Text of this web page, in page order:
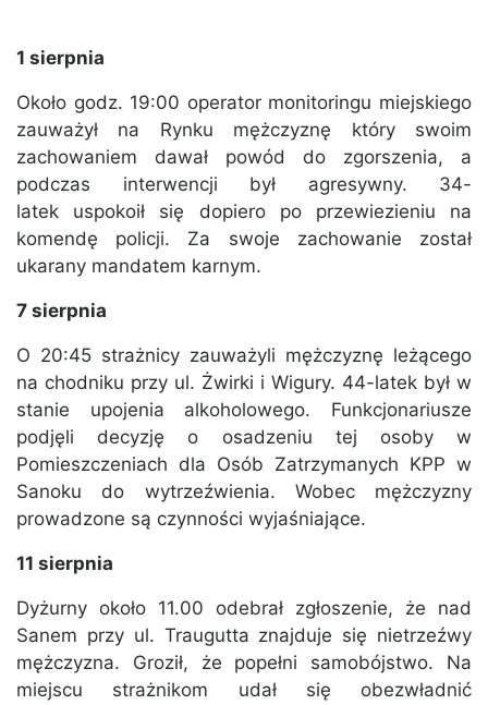
1 sierpnia
Około godz. 19:00 operator monitoringu miejskiego
zauważył na Rynku mężczyznę który swoim
zachowaniem dawał powód do zgorszenia, a
podczas interwencji był agresywny. 34-
latek uspokoił się dopiero po przewiezieniu na
komendę policji. Za swoje zachowanie został
ukarany mandatem karnym.
7 sierpnia
O 20:45 strażnicy zauważyli mężczyznę leżącego
na chodniku przy ul. Żwirki i Wigury. 44-latek był w
stanie upojenia alkoholowego. Funkcjonariusze
podjęli decyzję o osadzeniu tej osoby w
Pomieszczeniach dla Osób Zatrzymanych KPP w
Sanoku do wytrzeźwienia. Wobec mężczyzny
prowadzone są czynności wyjaśniające.
11 sierpnia
Dyżurny około 11.00 odebrał zgłoszenie, że nad
Sanem przy ul. Traugutta znajduje się nietrzeźwy
mężczyzna. Groził, że popełni samobójstwo. Na
miejscu strażnikom udał się obezwładnić